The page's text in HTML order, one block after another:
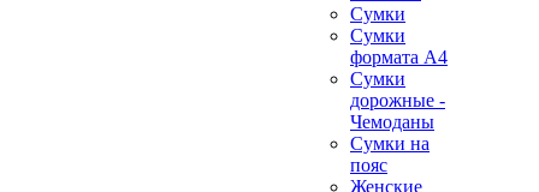
Сумки
Сумки
формата А4
Сумки
дорожные -
Чемоданы
Сумки на
пояс
Женские